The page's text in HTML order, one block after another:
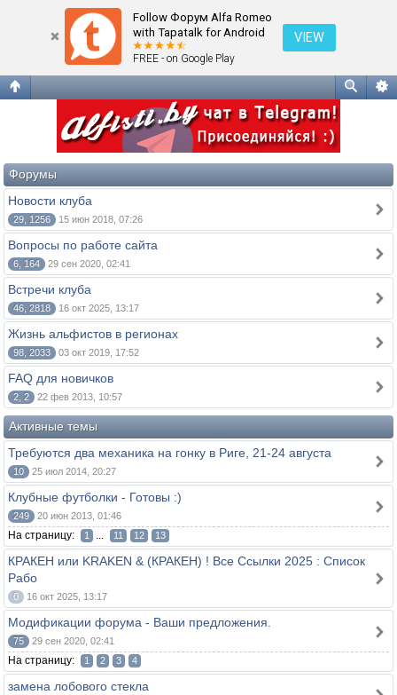
Follow Форум Alfa Romeo
with Tapatalk for Android
FREE - on Google Play
VIEW
О клубе Alfisti.by
Форумы
Новости клуба
29, 1256 15 июн 2018, 07:26
Вопросы по работе сайта
6, 164 29 сен 2020, 02:41
Встречи клуба
46, 2818 16 окт 2025, 13:17
Жизнь альфистов в регионах
98, 2033 03 окт 2019, 17:52
FAQ для новичков
2, 2 22 фев 2013, 10:57
Активные темы
Требуются два механика на гонку в Риге, 21-24 августа
10 25 июл 2014, 20:27
Клубные футболки - Готовы :)
249 20 июн 2013, 01:46
На страницу: 1 ... 11 12 13
КРАКЕН или KRAKEN & (КРАКЕН) ! Все Ссылки 2025 : Список
Рабо
0 16 окт 2025, 13:17
Модификации форума - Ваши предложения.
75 29 сен 2020, 02:41
На страницу: 1 2 3 4
замена лобового стекла